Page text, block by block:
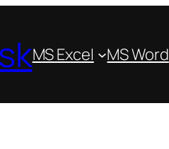
MS Excel MS Word